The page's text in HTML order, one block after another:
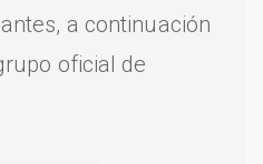
a continuación
oficial de